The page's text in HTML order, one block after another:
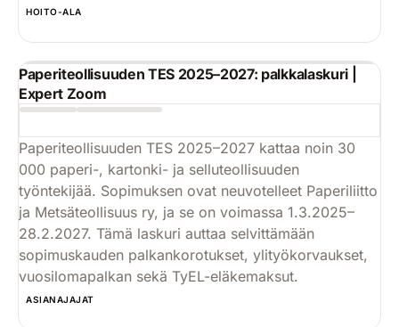
HOITO-ALA
Paperiteollisuuden TES 2025–2027: palkkalaskuri |
Expert Zoom
Paperiteollisuuden TES 2025–2027 kattaa noin 30
000 paperi-, kartonki- ja selluteollisuuden
työntekijää. Sopimuksen ovat neuvotelleet Paperiliitto
ja Metsäteollisuus ry, ja se on voimassa 1.3.2025–
28.2.2027. Tämä laskuri auttaa selvittämään
sopimuskauden palkankorotukset, ylityökorvaukset,
vuosilomapalkan sekä TyEL-eläkemaksut.
ASIANAJAJAT